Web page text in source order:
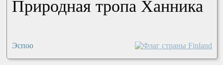
Природная тропа Ханника
Эспоо